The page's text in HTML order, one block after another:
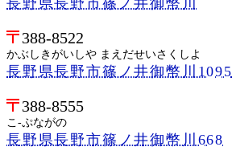
388-8522
かぶしきがいしや まえだせいさくしよ
長野県長野市篠ノ井御幣川1095
388-8555
こ-ぷながの
長野県長野市篠ノ井御幣川668